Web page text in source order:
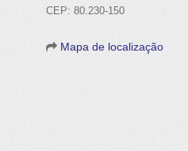
CEP: 80.230-150
Mapa de localização